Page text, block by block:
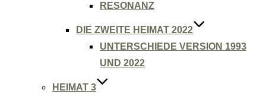
RESONANZ
DIE ZWEITE HEIMAT 2022
UNTERSCHIEDE VERSION 1993
UND 2022
HEIMAT 3